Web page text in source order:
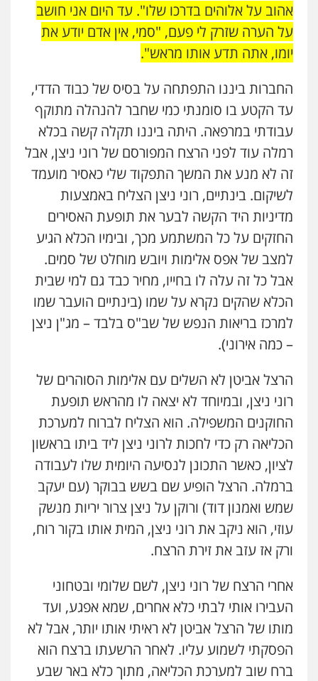
אהוב על אלוהים בדרכו שלו". עד היום אני חושב
על הערה שזרק לי פעם, "סמי, אין אדם יודע את
יומו, אתה תדע אותו מראש".
החברות ביננו התפתחה על בסיס של כבוד הדדי,
עד הקטע בו סומנתי כמי שחבר להנהלה מתוקף
עבודתי במרפאה. היתה ביננו תקלה קשה בכלא
רמלה עוד לפני הרצח המפורסם של רוני ניצן, אבל
זה לא מנע את המשך התפקוד שלי כאסיר מועמד
לשיקום. בינתיים, רוני ניצן הצליח באמצעות
מדיניות היד הקשה לבער את תופעת האסירים
החזקים על כל המשתמע מכך, ובימיו הכלא הגיע
למצב של אפס אלימות ויובש מוחלט של סמים.
אבל כל זה עלה לו בחייו, מחיר כבד גם למי שבית
הכלא שהקים נקרא על שמו (בינתיים הועבר שמו
למרכז בריאות הנפש של שב"ס בלבד – מג"ן ניצן
– כמה אירוני).
הרצל אביטן לא השלים עם אלימות הסוהרים של
רוני ניצן, ובמיוחד לא יצאה לו מהראש תופעת
החוקנים המשפילה. הוא הצליח לברוח למערכת
הכליאה רק כדי לחכות לרוני ניצן ליד ביתו בראשון
לציון, כאשר התכונן לנסיעה היומית שלו לעבודה
ברמלה. הרצל הופיע שם בשש בבוקר (עם יעקב
שמש ואמנון דוד) ורוקן על ניצן צרור יריות מנשק
עוזי, הוא ניקב את רוני ניצן, המית אותו בקור רוח,
ורק אז עזב את זירת הרצח.
אחרי הרצח של רוני ניצן, לשם שלומי ובטחוני
העבירו אותי לבתי כלא אחרים, שמא אפגע, ועד
מותו של הרצל אביטן לא ראיתי אותו יותר, אבל לא
הפסקתי לשמוע עליו. לאחר הרשעתו ברצח הוא
ברח שוב למערכת הכליאה, מתוך כלא באר שבע